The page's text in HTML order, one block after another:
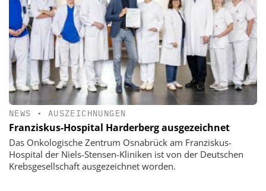
NEWS • AUSZEICHNUNGEN
Franziskus-Hospital Harderberg ausgezeichnet
Das Onkologische Zentrum Osnabrück am Franziskus-
Hospital der Niels-Stensen-Kliniken ist von der Deutschen
Krebsgesellschaft ausgezeichnet worden.